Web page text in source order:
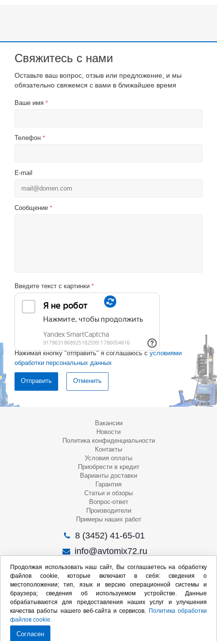
Свяжитесь с нами
Оставьте ваш вопрос, отзыв или предложение, и мы
обязательно свяжемся с вами в ближайшее время
Ваше имя *
Телефон *
E-mail
Сообщение *
Введите текст с картинки *
Нажимая кнопку "отправить" я соглашаюсь с условиями
обработки персональных данных
Отменить
Вакансии
Новости
Политика конфиденциальности
Контакты
Условия оплаты
Приобрести в кредит
Варианты доставки
Гарантия
Статьи и обзоры
Вопрос-ответ
Производители
Примеры наших работ
8 (3452) 41-65-01
info@avtomix72.ru
г. Тюмень, ул. 50 лет Октября, 120
Пн-Пт
: 09:00 – 19:00
Сб: 10:00 – 17:00
Вс: Выходной
Мы в социальных сетях:
Продолжая использовать наш сайт, Вы соглашаетесь на обработку
файлов cookie, которые включают в себя: сведения о
местоположении; тип, язык и версию операционной системы и
браузера; сведения об используемом устройстве. Данные
обрабатываются для предоставления наших услуг и улучшения
качества работы нашего веб-сайта и сервисов. Политика обработки
файлов cookie.
Согласен